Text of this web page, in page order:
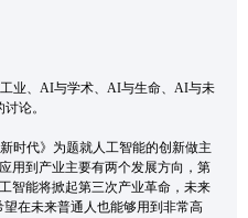
业、AI与学术、AI与生命、AI与未
论。
时代》为题就人工智能的创新做主
用到产业主要有两个发展方向，第
智能将掀起第三次产业革命，未来
在未来普通人也能够用到非常高